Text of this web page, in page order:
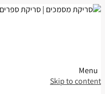
Skip to content